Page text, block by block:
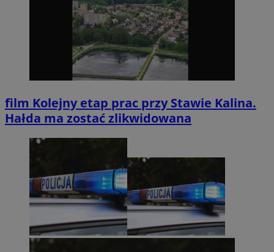
film Kolejny etap prac przy Stawie Kalina.
Hałda ma zostać zlikwidowana